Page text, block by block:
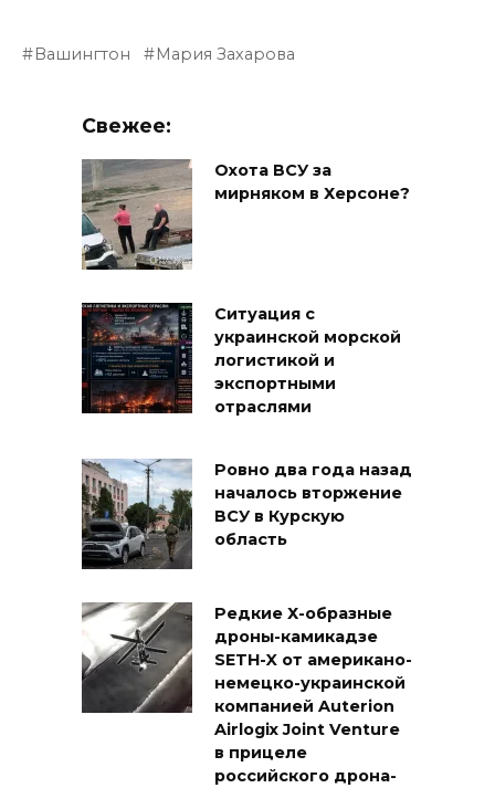
Вашингтон Мария Захарова
Свежее:
Охота ВСУ за
мирняком в Херсоне?
Ситуация с
украинской морской
логистикой и
экспортными
отраслями
Ровно два года назад
началось вторжение
ВСУ в Курскую
область
Редкие Х-образные
дроны-камикадзе
SETH-X от американо-
немецко-украинской
компанией Auterion
Airlogix Joint Venture
в прицеле
российского дрона-